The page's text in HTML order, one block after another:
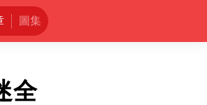
圖集
全